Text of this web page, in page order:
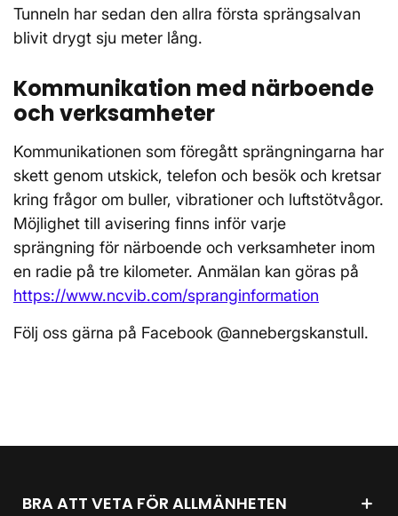
Tunneln har sedan den allra första sprängsalvan
blivit drygt sju meter lång.
Kommunikation med närboende
och verksamheter
Kommunikationen som föregått sprängningarna har
skett genom utskick, telefon och besök och kretsar
kring frågor om buller, vibrationer och luftstötvågor.
Möjlighet till avisering finns inför varje
sprängning för närboende och verksamheter inom
en radie på tre kilometer. Anmälan kan göras på
https://www.ncvib.com/spranginformation
Följ oss gärna på Facebook @annebergskanstull.
BRA ATT VETA FÖR ALLMÄNHETEN